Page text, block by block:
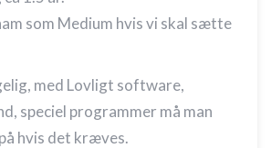
som Medium hvis vi skal sætte
med Lovligt software,
speciel programmer må man
hvis det kræves.